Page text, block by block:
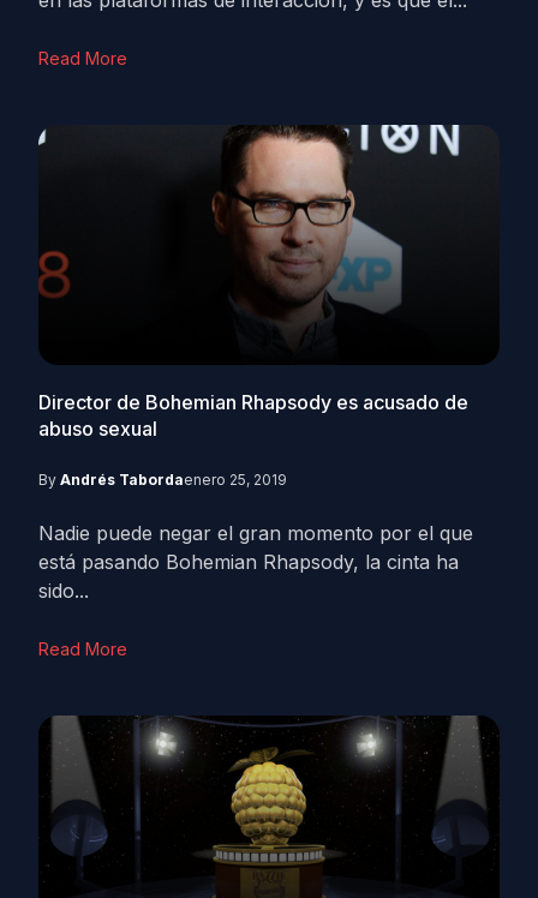
Read More
Director de Bohemian Rhapsody es acusado de
abuso sexual
By Andrés Tabordaenero 25, 2019
Nadie puede negar el gran momento por el que
está pasando Bohemian Rhapsody, la cinta ha
sido...
Read More